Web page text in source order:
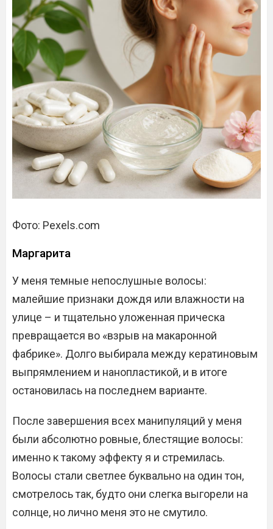
Фото: Pexels.com
Маргарита
У меня темные непослушные волосы:
малейшие признаки дождя или влажности на
улице – и тщательно уложенная прическа
превращается во «взрыв на макаронной
фабрике». Долго выбирала между кератиновым
выпрямлением и нанопластикой, и в итоге
остановилась на последнем варианте.
После завершения всех манипуляций у меня
были абсолютно ровные, блестящие волосы:
именно к такому эффекту я и стремилась.
Волосы стали светлее буквально на один тон,
смотрелось так, будто они слегка выгорели на
солнце, но лично меня это не смутило.